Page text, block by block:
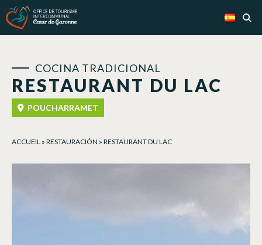
RESTAURANT DU LAC
COCINA TRADICIONAL
POUCHARRAMET
ACCUEIL » RESTAURACIÓN » RESTAURANT DU LAC
Panel de gestión de cookies